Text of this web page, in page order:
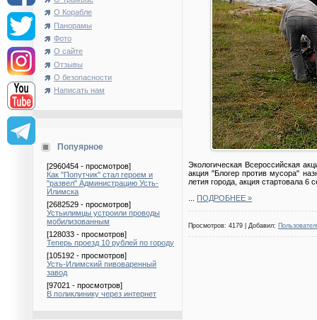
О Корабле
Панорамы
Фото
О сайте
Отзывы
О безопасности
Написать нам
Попуярное
[2960454 - просмотров]
Как "Попутчик" стал героем и
"развел" Администрацию Усть-
Илимска
[2682529 - просмотров]
Устьилимцы устроили проводы
мобилизованным
[128033 - просмотров]
Теперь проезд 10 рублей по городу
[105192 - просмотров]
Усть-Илимский пивоваренный
завод
[97021 - просмотров]
В поликлинику через интернет
Экологическая Всероссийская
акция "Блогер против мусора"
летия города, акция стартовала 6
ПОДРОБНЕЕ »
Просмотров: 4179 | Добавил: